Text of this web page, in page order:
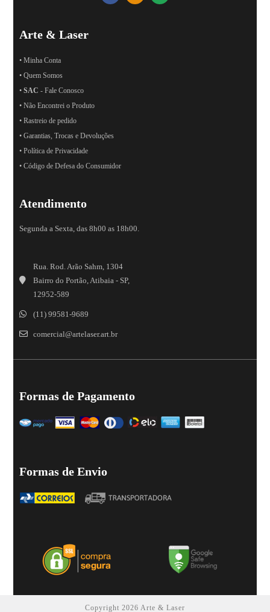
Arte & Laser
• Minha Conta
• Quem Somos
•SAC - Fale Conosco
• Não Encontrei o Produto
• Rastreio de pedido
• Garantias, Trocas e Devoluções
• Política de Privacidade
• Código de Defesa do Consumidor
Atendimento
Segunda a Sexta, das 8h00 as 18h00.
Rua. Rod. Arão Sahm, 1304
Bairro do Portão, Atibaia - SP,
12952-589
(11) 99581-9689
comercial@artelaser.art.br
Formas de Pagamento
Formas de Envio
Copyright 2026 Arte & Laser